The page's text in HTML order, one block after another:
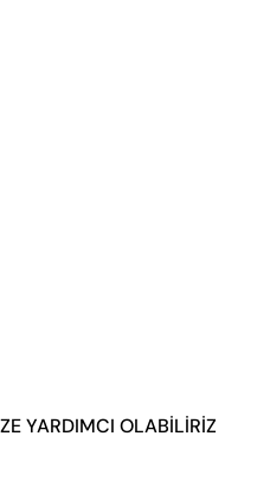
YARDIMCI OLABİLİRİZ